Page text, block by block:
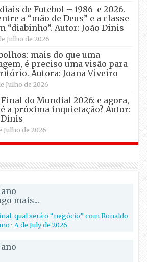
de Futebol – 1986 e 2026.
a “mão de Deus” e a classe
“diabinho”. Autor: João Dinis
Julho de 2026
mais do que uma
é preciso uma visão para
Autora: Joana Viveiro
Julho de 2026
Final do Mundial 2026: e agora,
a próxima inquietação? Autor:
Dinis
Julho de 2026
mais...
qual será o “negócio” com Ronaldo
·4 de July de 2026